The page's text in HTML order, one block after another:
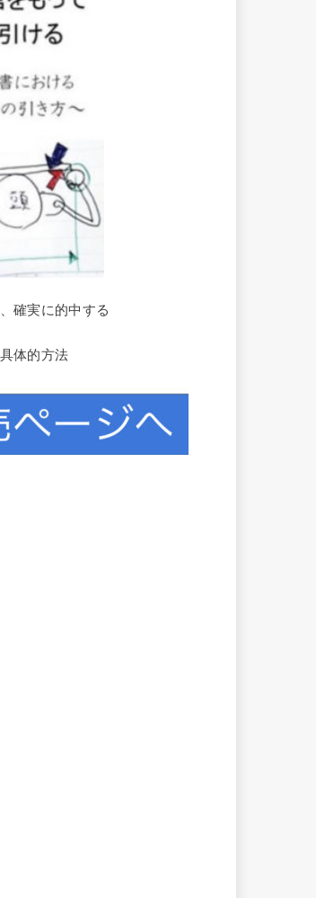
確実に的中する
体的方法